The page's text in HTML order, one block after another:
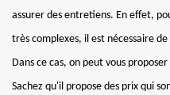
assurer des entretiens. En effet,
très complexes, il est nécessaire
Dans ce cas, on peut vous
Sachez qu'il propose des prix qui